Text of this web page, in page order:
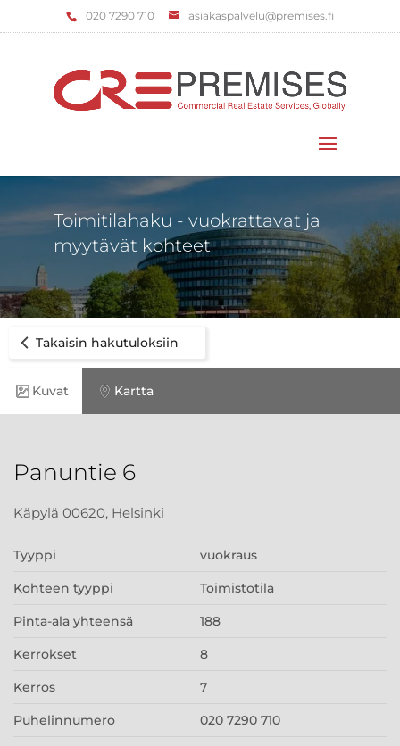
‌020 7290 710 asiakaspalvelu@premises.fi
Toimitilahaku - vuokrattavat ja
myytävät kohteet
Takaisin hakutuloksiin
Kuvat Kartta
Panuntie 6
Käpylä 00620, Helsinki
Tyyppi vuokraus
Kohteen tyyppi Toimistotila
Pinta-ala yhteensä 188
Kerrokset 8
Kerros 7
Puhelinnumero 020 7290 710